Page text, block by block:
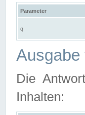
Parameter
q
Ausgabe
Die
Inhalten: